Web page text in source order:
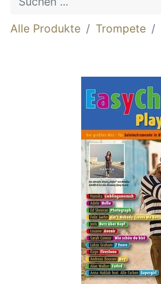
Alle Produkte Trompete